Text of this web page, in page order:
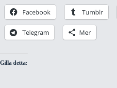
Facebook Tumblr
Telegram Mer
Gilla detta: